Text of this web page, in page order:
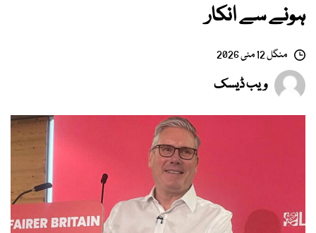
ہونے سے انکار
منگل 12 مئی 2026
ویب ڈیسک